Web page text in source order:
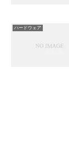
ハードウェア